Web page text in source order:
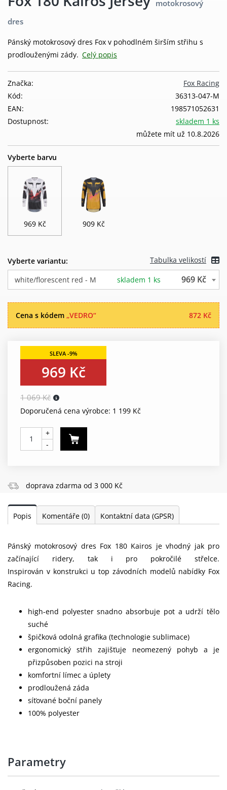
motokrosový
dres
Pánský motokrosový dres Fox v pohodlném širším střihu s
prodlouženými zády. Celý popis
Fox Racing
Značka:
36313-047-M
Kód:
198571052631
EAN:
skladem 1 ks
můžete mít už 10.8.2026
Dostupnost:
Vyberte barvu
969 Kč 909 Kč
Vyberte variantu: Tabulka velikostí
white/florescent red - M skladem 1 ks 969 Kč
872 Kč
Cena s kódem „VEDRO“
969 Kč
1 069 Kč
Doporučená cena výrobce: 1 199 Kč
+
-
doprava zdarma od 3 000 Kč
Popis Komentáře (0) Kontaktní data (GPSR)
Pánský motokrosový dres Fox 180 Kairos je vhodný jak pro
začínající ridery, tak i pro pokročilé střelce.
Inspirován v konstrukci u top závodních modelů nabídky Fox
Racing.
high-end polyester snadno absorbuje pot a udrží tělo
suché
špičková odolná grafika (technologie sublimace)
ergonomický střih zajišťuje neomezený pohyb a je
přizpůsoben pozici na stroji
komfortní límec a úplety
prodloužená záda
síťované boční panely
100% polyester
Parametry